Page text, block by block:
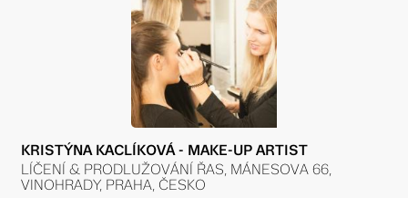
KRISTÝNA KACLÍKOVÁ - MAKE-UP ARTIST
LÍČENÍ & PRODLUŽOVÁNÍ ŘAS, MÁNESOVA 66,
VINOHRADY, PRAHA, ČESKO